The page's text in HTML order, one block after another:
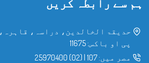
حدیقۃ الخالدین، دراسہ،
پی او باکس: 11675
مصر میں: 107
|
(02) 25970400